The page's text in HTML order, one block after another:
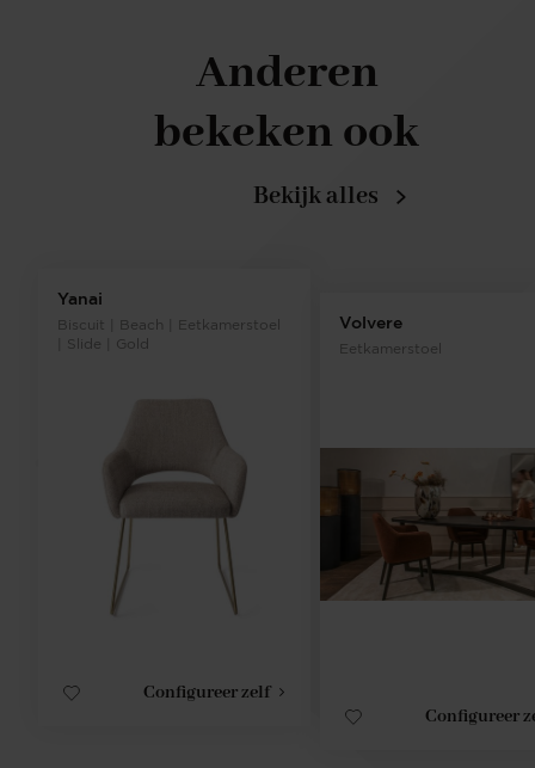
Yanai
Biscuit | Beach | Eetkamerstoel
| Slide | Gold
Configureer zelf
Volvere
Eetkamerstoel
Configureer
Anderen
bekeken ook
Bekijk alles